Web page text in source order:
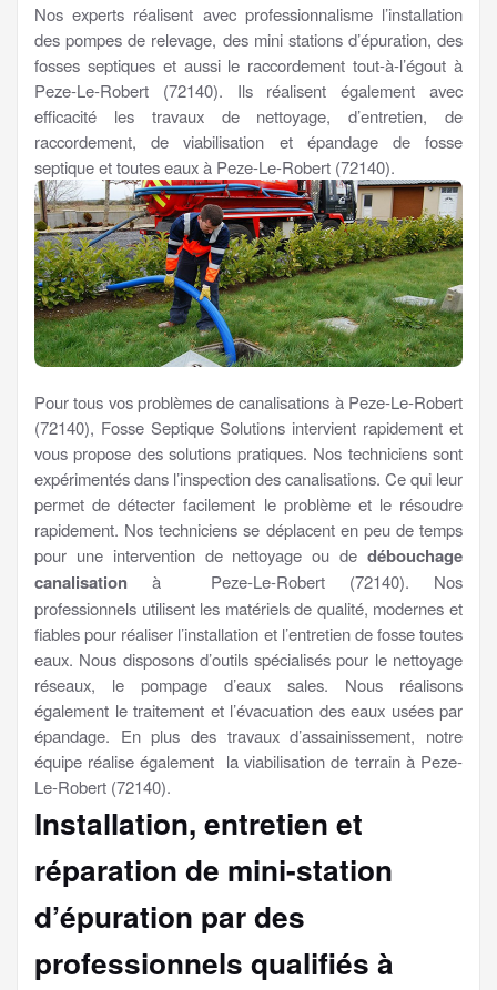
Nos experts réalisent avec professionnalisme l’installation
des pompes de relevage, des mini stations d’épuration, des
fosses septiques et aussi le raccordement tout-à-l’égout à
Peze-Le-Robert (72140). Ils réalisent également avec
efficacité les travaux de nettoyage, d’entretien, de
raccordement, de viabilisation et épandage de fosse
septique et toutes eaux à Peze-Le-Robert (72140).
Pour tous vos problèmes de canalisations à Peze-Le-Robert
(72140), Fosse Septique Solutions intervient rapidement et
vous propose des solutions pratiques. Nos techniciens sont
expérimentés dans l’inspection des canalisations. Ce qui leur
permet de détecter facilement le problème et le résoudre
rapidement. Nos techniciens se déplacent en peu de temps
pour une intervention de nettoyage ou de débouchage
canalisation à Peze-Le-Robert (72140). Nos
professionnels utilisent les matériels de qualité, modernes et
fiables pour réaliser l’installation et l’entretien de fosse toutes
eaux. Nous disposons d’outils spécialisés pour le nettoyage
réseaux, le pompage d’eaux sales. Nous réalisons
également le traitement et l’évacuation des eaux usées par
épandage. En plus des travaux d’assainissement, notre
équipe réalise également la viabilisation de terrain à Peze-
Le-Robert (72140).
Installation, entretien et
réparation de mini-station
d’épuration par des
professionnels qualifiés à